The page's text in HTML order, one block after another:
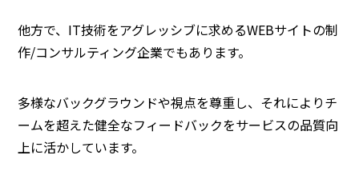
他方で、IT技術をアグレッシブに求めるWEBサイトの制
作/コンサルティング企業でもあります。
多様なバックグラウンドや視点を尊重し、それによりチ
ームを超えた健全なフィードバックをサービスの品質向
上に活かしています。